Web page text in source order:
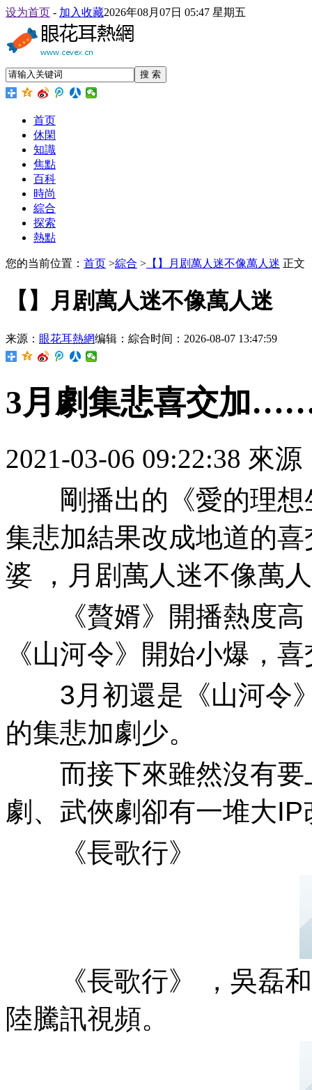
设为首页 - 加入收藏2026年08月07日 05:47 星期五
搜 索
首页
休閑
知識
焦點
百科
時尚
綜合
探索
熱點
您的当前位置： 首页 >綜合 > 【】月剧萬人迷不像萬人迷 正文
【】月剧萬人迷不像萬人迷
来源： 眼花耳熱網编辑：綜合时间：2026-08-07 13:47:59
3月劇集悲喜交加
2021-03-06 09:22:38 來源
剛播出的《愛的理想生活
集悲加結果改成地道的喜
婆 ，月剧萬人迷不像萬人迷
《贅婿》開播熱度高
《山河令》開始小爆 
3月初還是《山河令》
的集悲加劇少。
而接下來雖然沒有要上
劇、武俠劇卻有一堆大IP
《長歌行》
《長歌行》 ，吳磊和
陸騰訊視頻。